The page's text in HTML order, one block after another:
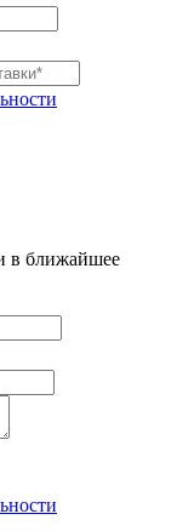
в ближайшее